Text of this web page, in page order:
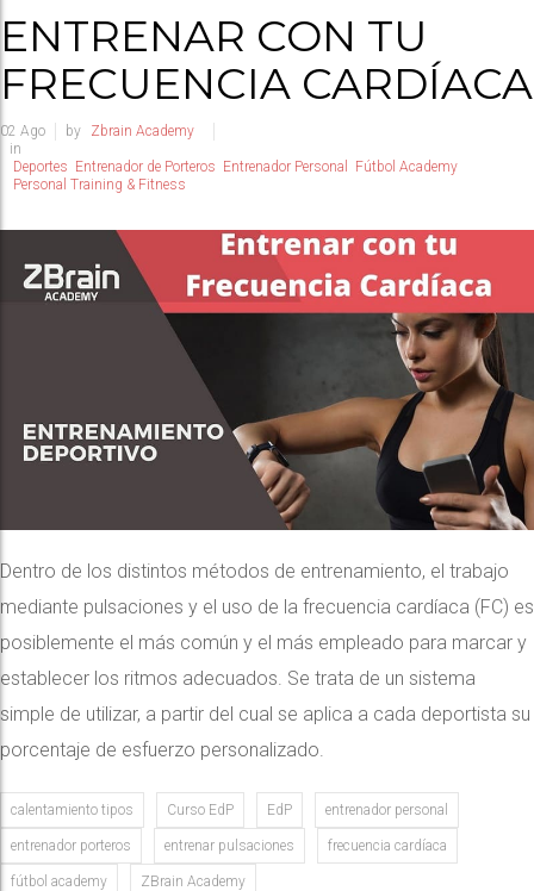
ENTRENAR CON TU
FRECUENCIA CARDÍACA
02 Ago by
Zbrain Academy
in
Deportes Entrenador de Porteros Entrenador Personal
Fútbol Academy
Personal Training & Fitness
Dentro de los distintos métodos de entrenamiento, el trabajo
mediante pulsaciones y el uso de la frecuencia cardíaca (FC) es
posiblemente el más común y el más empleado para marcar y
establecer los ritmos adecuados. Se trata de un sistema
simple de utilizar, a partir del cual se aplica a cada deportista su
porcentaje de esfuerzo personalizado.
calentamiento tipos Curso EdP EdP entrenador personal
entrenador porteros entrenar pulsaciones frecuencia cardíaca
fútbol academy ZBrain Academy